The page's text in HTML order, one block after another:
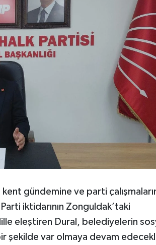
gündemine ve parti
iktidarının Zonguldak’taki
eleştiren Dural, belediyelerin
şekilde var olmaya devam